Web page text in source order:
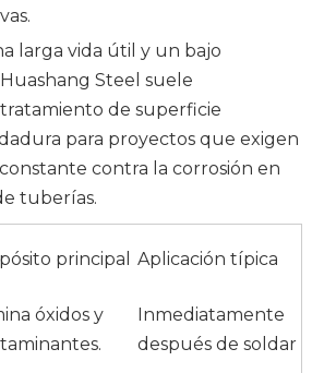
larga vida útil y un bajo
Steel suele
de superficie
para proyectos que exigen
contra la corrosión en
tuberías.
principal Aplicación típica
óxidos y
Inmediatamente
después de soldar